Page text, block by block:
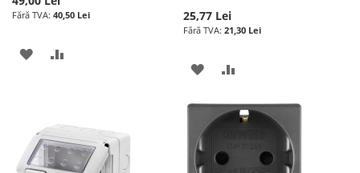
40,50 Lei
ADAUGATI
DE
DORINTE
25,77 Lei
21,30 Lei
ADAUGATI
LISTA
DE
COMPARARE